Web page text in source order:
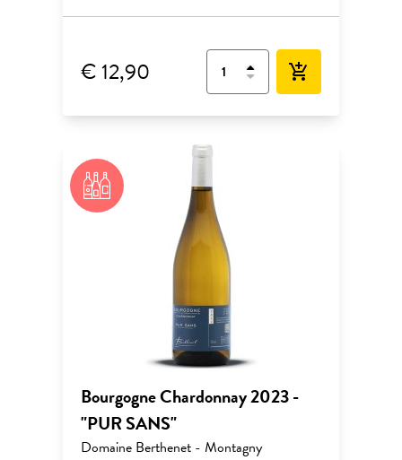
€ 12,90 add_shopping_cart
Bourgogne Chardonnay 2023 -
"PUR SANS"
Domaine Berthenet - Montagny